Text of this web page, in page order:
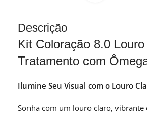
Descrição
Kit Coloração 8.0
Tratamento com
Ilumine Seu Visual com o Louro
Sonha com um louro claro, vibrante